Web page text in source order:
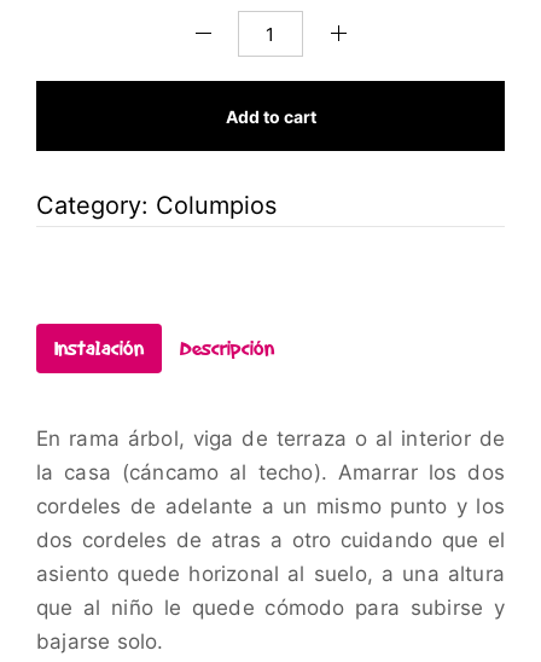
Caballo
Add to cart
Category: Columpios
Instalación Descripción
En rama árbol, viga de terraza o al interior de
la casa (cáncamo al techo). Amarrar los dos
cordeles de adelante a un mismo punto y los
dos cordeles de atras a otro cuidando que el
asiento quede horizonal al suelo, a una altura
que al niño le quede cómodo para subirse y
bajarse solo.